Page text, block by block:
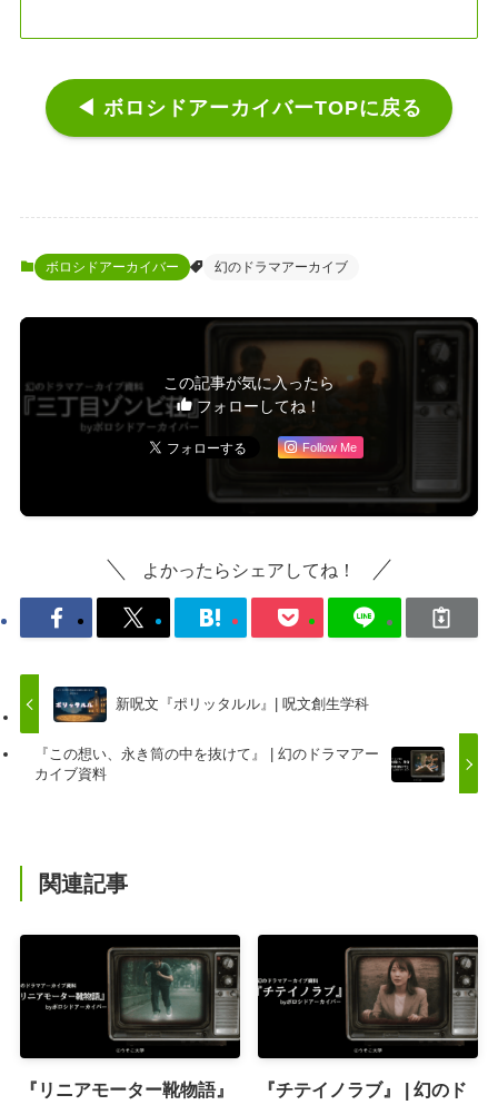
◀ ボロシドアーカイバーTOPに戻る
ボロシドアーカイバー 幻のドラマアーカイブ
この記事が気に入ったら
フォローしてね！
Follow Me
よかったらシェアしてね！
新呪文『ポリッタルル』| 呪文創生学科
『この想い、永き筒の中を抜けて』 | 幻のドラマアー
カイブ資料
関連記事
『リニアモーター靴物語』
『チテイノラブ』 | 幻のド